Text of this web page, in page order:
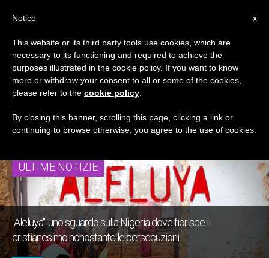
TAG
Posts Tagged ‘sangue
Dei Martiri’
ULTIME NOTIZIE
"Aleluya": uno sguardo sulla Nigeria dove fiorisce il
cristianesimo nonostante le persecuzioni
x
Notice
This website or its third party tools use cookies, which are
necessary to its functioning and required to achieve the
purposes illustrated in the cookie policy. If you want to know
more or withdraw your consent to all or some of the cookies,
please refer to the cookie policy
By closing this banner, scrolling this page, clicking a link or
continuing to browse otherwise, you agree to the use of cookies.